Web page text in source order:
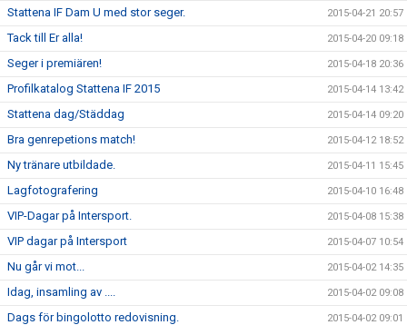
Stattena IF Dam U med stor seger. 2015-04-21 20:57
Tack till Er alla! 2015-04-20 09:18
Seger i premiären! 2015-04-18 20:36
Profilkatalog Stattena IF 2015 2015-04-14 13:42
Stattena dag/Städdag 2015-04-14 09:20
Bra genrepetions match! 2015-04-12 18:52
Ny tränare utbildade. 2015-04-11 15:45
Lagfotografering 2015-04-10 16:48
VIP-Dagar på Intersport. 2015-04-08 15:38
VIP dagar på Intersport 2015-04-07 10:54
Nu går vi mot... 2015-04-02 14:35
Idag, insamling av .... 2015-04-02 09:08
Dags för bingolotto redovisning. 2015-04-02 09:01